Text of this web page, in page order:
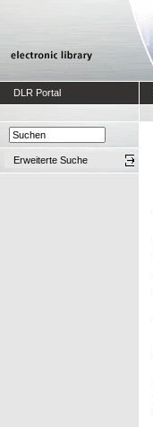
DLR Portal
Erweiterte Suche